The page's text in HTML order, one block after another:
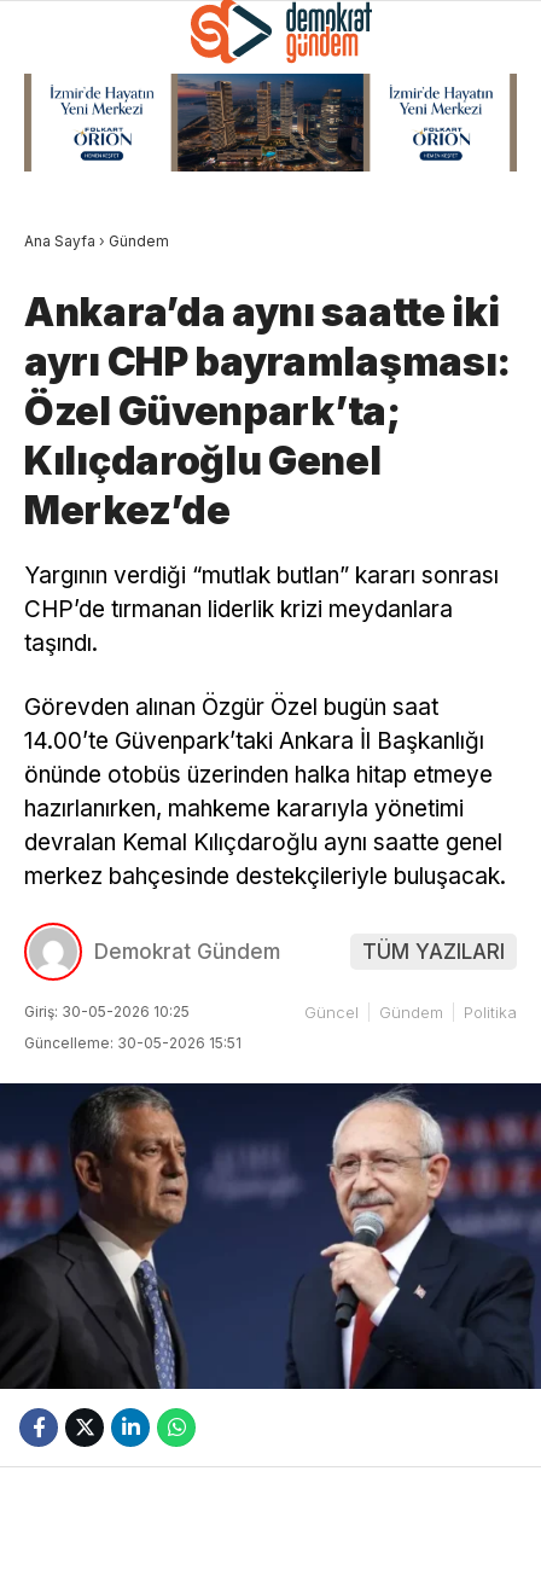
Ana Sayfa › Gündem
Ankara’da aynı saatte iki
ayrı CHP bayramlaşması:
Özel Güvenpark’ta;
Kılıçdaroğlu Genel
Merkez’de
Yargının verdiği “mutlak butlan” kararı sonrası
CHP’de tırmanan liderlik krizi meydanlara
taşındı.
Görevden alınan Özgür Özel bugün saat
14.00’te Güvenpark’taki Ankara İl Başkanlığı
önünde otobüs üzerinden halka hitap etmeye
hazırlanırken, mahkeme kararıyla yönetimi
devralan Kemal Kılıçdaroğlu aynı saatte genel
merkez bahçesinde destekçileriyle buluşacak.
Demokrat Gündem TÜM YAZILARI
Giriş: 30-05-2026 10:25
Güncelleme: 30-05-2026 15:51
Güncel Gündem Politika